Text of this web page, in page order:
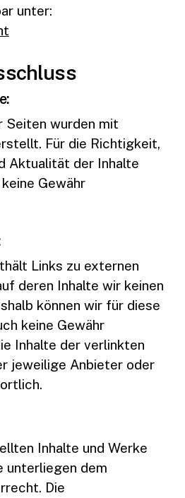
unter:
Seiten wurden mit
Für die Richtigkeit,
Aktualität der Inhalte
Gewähr
Links zu externen
deren Inhalte wir keinen
können wir für diese
keine Gewähr
Inhalte der verlinkten
jeweilige Anbieter oder
Inhalte und Werke
unterliegen dem
Die